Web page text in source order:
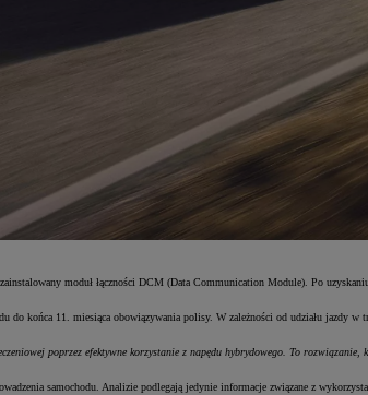
moduł łączności DCM (Data Communication Module). Po
do końca 11. miesiąca obowiązywania polisy. W zależności od udziału
poprzez efektywne korzystanie z napędu hybrydowego. To rozwiązanie,
samochodu. Analizie podlegają jedynie informacje związane z